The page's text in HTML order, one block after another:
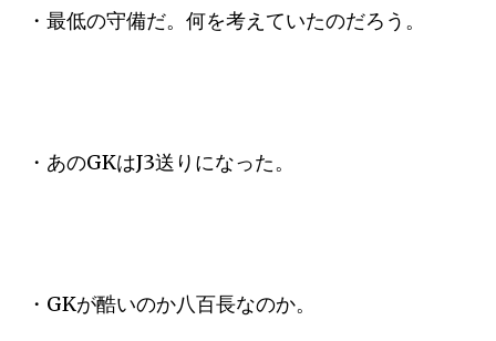
・最低の守備だ。何を考えていたのだろう。
・あのGKはJ3送りになった。
・GKが酷いのか八百長なのか。